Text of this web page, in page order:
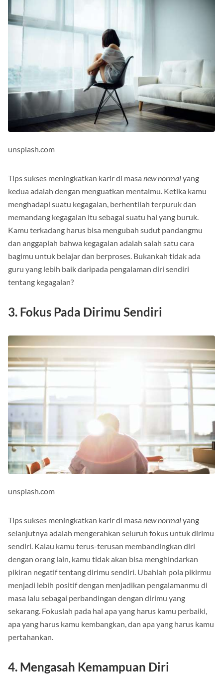
unsplash.com
Tips sukses meningkatkan karir di masa new normalyang
kedua adalah dengan menguatkan mentalmu. Ketika kamu
menghadapi suatu kegagalan, berhentilah terpuruk dan
memandang kegagalan itu sebagai suatu hal yang buruk.
Kamu terkadang harus bisa mengubah sudut pandangmu
dan anggaplah bahwa kegagalan adalah salah satu cara
bagimu untuk belajar dan berproses. Bukankah tidak ada
guru yang lebih baik daripada pengalaman diri sendiri
tentang kegagalan?
3. Fokus Pada Dirimu Sendiri
unsplash.com
Tips sukses meningkatkan karir di masa new normalyang
selanjutnya adalah mengerahkan seluruh fokus untuk dirimu
sendiri. Kalau kamu terus-terusan membandingkan diri
dengan orang lain, kamu tidak akan bisa menghindarkan
pikiran negatif tentang dirimu sendiri. Ubahlah pola pikirmu
menjadi lebih positif dengan menjadikan pengalamanmu di
masa lalu sebagai perbandingan dengan dirimu yang
sekarang. Fokuslah pada hal apa yang harus kamu perbaiki,
apa yang harus kamu kembangkan, dan apa yang harus kamu
pertahankan.
4. Mengasah Kemampuan Diri